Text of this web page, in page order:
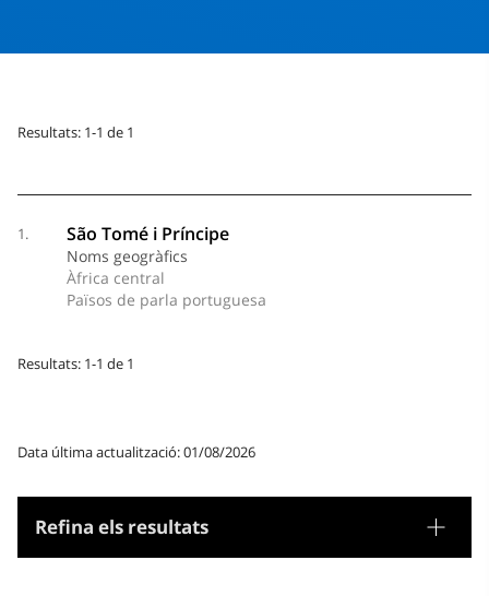
Refina els resultats
Tesaurus
Resultats: 1-1 de 1
1. São Tomé i Príncipe
Noms geogràfics
Àfrica central
Països de parla portuguesa
Resultats: 1-1 de 1
Data última actualització: 01/08/2026